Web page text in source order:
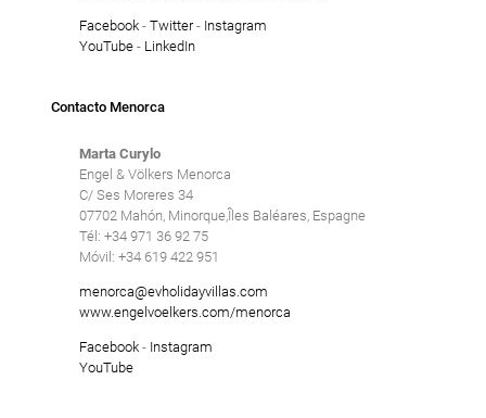
Facebook- Twitter- Instagram
YouTube- LinkedIn
Contacto Menorca
Marta Curylo
Engel & Völkers Menorca
C/ Ses Moreres 34
07702 Mahón, Minorque,Îles Baléares, Espagne
Tél: +34 971 36 92 75
Móvil: +34 619 422 951
menorca@evholidayvillas.com
www.engelvoelkers.com/menorca
Facebook- Instagram
YouTube